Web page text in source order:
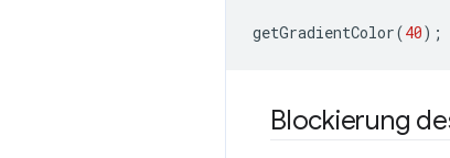
getGradientColor(40);
Blockierung